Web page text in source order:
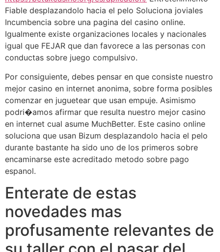
Fiable desplazandolo hacia el pelo Soluciona joviales
Incumbencia sobre una pagina del casino online.
Igualmente existe organizaciones locales y nacionales
igual que FEJAR que dan favorece a las personas con
conductas sobre juego compulsivo.
Por consiguiente, debes pensar en que consiste nuestro
mejor casino en internet anonima, sobre forma posibles
comenzar en juguetear que usan empuje. Asimismo
podri�amos afirmar que resulta nuestro mejor casino
en internet cual asume MuchBetter. Este casino online
soluciona que usan Bizum desplazandolo hacia el pelo
durante bastante ha sido uno de los primeros sobre
encaminarse este acreditado metodo sobre pago
espanol.
Enterate de estas
novedades mas
profusamente relevantes de